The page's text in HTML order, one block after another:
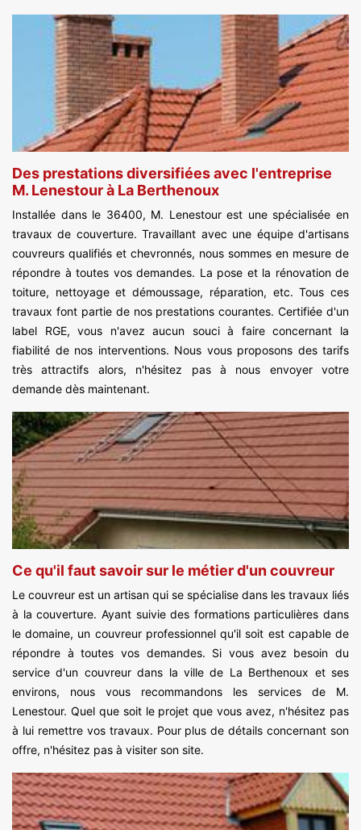
Des prestations diversifiées avec l'entreprise
M. Lenestour à La Berthenoux
Installée dans le 36400, M. Lenestour est une spécialisée en
travaux de couverture. Travaillant avec une équipe d'artisans
couvreurs qualifiés et chevronnés, nous sommes en mesure de
répondre à toutes vos demandes. La pose et la rénovation de
toiture, nettoyage et démoussage, réparation, etc. Tous ces
travaux font partie de nos prestations courantes. Certifiée d'un
label RGE, vous n'avez aucun souci à faire concernant la
fiabilité de nos interventions. Nous vous proposons des tarifs
très attractifs alors, n'hésitez pas à nous envoyer votre
demande dès maintenant.
Ce qu'il faut savoir sur le métier d'un couvreur
Le couvreur est un artisan qui se spécialise dans les travaux liés
à la couverture. Ayant suivie des formations particulières dans
le domaine, un couvreur professionnel qu'il soit est capable de
répondre à toutes vos demandes. Si vous avez besoin du
service d'un couvreur dans la ville de La Berthenoux et ses
environs, nous vous recommandons les services de M.
Lenestour. Quel que soit le projet que vous avez, n'hésitez pas
à lui remettre vos travaux. Pour plus de détails concernant son
offre, n'hésitez pas à visiter son site.